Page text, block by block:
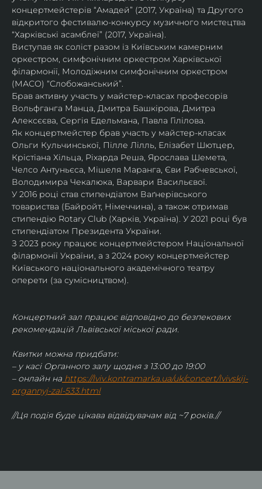
концертмейстерів “Амадей” (2017, Україна) та Другого
відкритого фестивалю-конкурсу музичного мистецтва
“Харківські асамблеї” (2017, Україна).
Виступав як соліст разом із Київським камерним
оркестром, симфонічним оркестром Харківської
філармонії, Молодіжним симфонічним оркестром
(МАСО) “Слобожанський”.
Брав активну участь у майстер-класах професорів
Вольфганга Манца, Дмитра Башкірова, Дмитра
Алексєєва, Сергія Едельмана, Павла Гілілова.
Як концертмейстер брав участь у майстер-класах
Ольги Кульчинської, Пілле Лілль, Елізабет Шютцер,
Крістіана Хільца, Ріхарда Реша, Ярослава Шемета,
Челсо Антуньєса, Мішеля Маранга, Єви Рабчевської,
Володимира Чекалюка, Варвари Васильєвої.
У 2016 році став стипендіатом Ваґнерівського
товариства (Байройт, Німеччина), а також отримав
стипендію Rotary Club (Харків, Україна). У 2021 році був
стипендіатом Президента України.
З 2023 року працює концертмейстером Національної
філармонії України, а з 2024 року концертмейстер
Київського національного академічного театру
оперети (за сумісництвом).
Концертний зал працює відповідно до безпекових
рекомендацій Львівської міської ради.
Квитки можна придбати:
– у касі Органного залу щодня з 13:00 до 19:00
– онлайн на https://lviv.kontramarka.ua/uk/concert/lvivskij-
organnyj-zal-533.html
//Ця подія буде цікава відвідувачам від ~7 років.//